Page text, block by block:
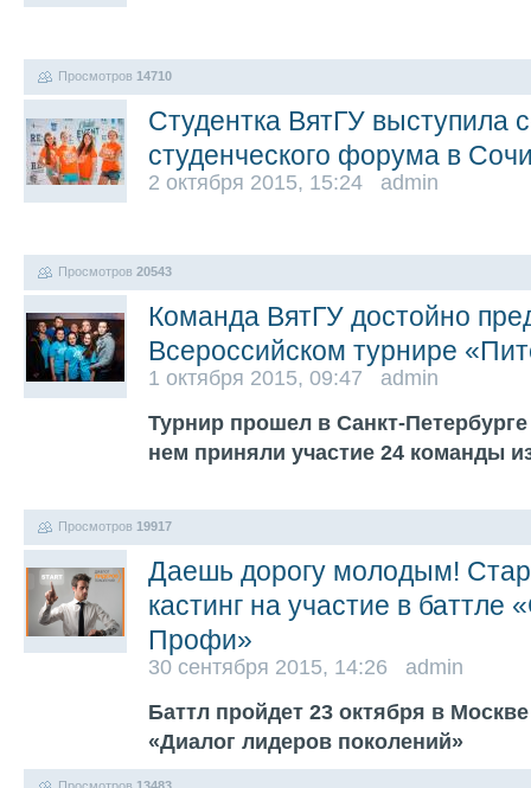
Просмотров 14710
Студентка ВятГУ выступила
студенческого форума в
2 октября 2015, 15:24 admin
Просмотров 20543
Команда ВятГУ достойно
Всероссийском турнире
1 октября 2015, 09:47 admin
Турнир прошел в Санкт-
нем приняли участие 24 команды
Просмотров 19917
Даешь дорогу молодым!
кастинг на участие в баттле
Профи»
30 сентября 2015, 14:26 admin
Баттл пройдет 23 октября в
«Диалог лидеров поколений»